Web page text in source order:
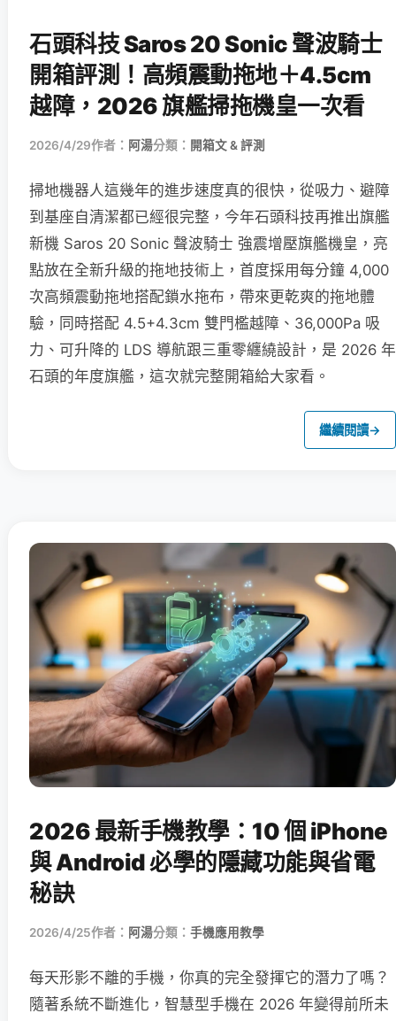
石頭科技 Saros 20 Sonic 聲波騎士
開箱評測！高頻震動拖地＋4.5cm
越障，2026 旗艦掃拖機皇一次看
2026/4/29作者： 阿湯分類： 開箱文 & 評測
掃地機器人這幾年的進步速度真的很快，從吸力、避障
到基座自清潔都已經很完整，今年石頭科技再推出旗艦
新機 Saros 20 Sonic 聲波騎士 強震增壓旗艦機皇，亮
點放在全新升級的拖地技術上，首度採用每分鐘 4,000
次高頻震動拖地搭配鎖水拖布，帶來更乾爽的拖地體
驗，同時搭配 4.5+4.3cm 雙門檻越障、36,000Pa 吸
力、可升降的 LDS 導航跟三重零纏繞設計，是 2026 年
石頭的年度旗艦，這次就完整開箱給大家看。
繼續閱讀→
2026 最新手機教學：10 個 iPhone
與 Android 必學的隱藏功能與省電
秘訣
2026/4/25作者： 阿湯分類： 手機應用教學
每天形影不離的手機，你真的完全發揮它的潛力了嗎？
隨著系統不斷進化，智慧型手機在 2026 年變得前所未